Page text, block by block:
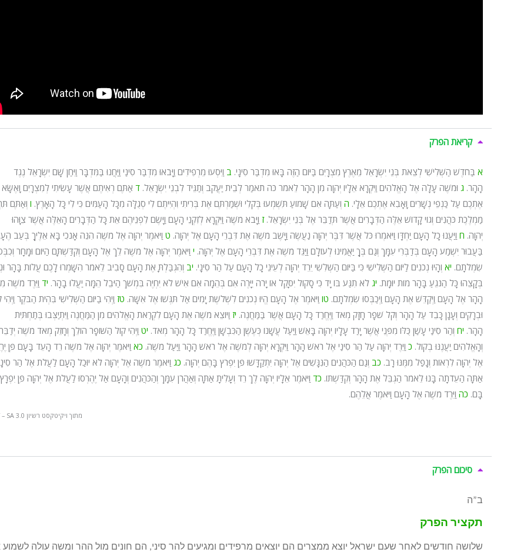
קריאת הפרק
א בַּחֹדֶשׁ הַשְּׁלִישִׁי לְצֵאת בְּנֵי יִשְׂרָאֵל מֵאֶרֶץ מִצְרָיִם בַּיּוֹם הַזֶּה בָּאוּ מִדְבַּר סִינָי. ב וַיִּסְעוּ מֵרְפִידִים וַיָּבֹאוּ מִדְבַּר סִינַי וַיַּחֲנוּ בַּמִּדְבָּר וַיִּחַן שָׁם יִשְׂרָאֵל נֶגֶד
הָהָר. ג וּמֹשֶׁה עָלָה אֶל הָאֱלֹהִים וַיִּקְרָא אֵלָיו יְהוָה מִן הָהָר לֵאמֹר כֹּה תֹאמַר לְבֵית יַעֲקֹב וְתַגֵּיד לִבְנֵי יִשְׂרָאֵל. ד אַתֶּם רְאִיתֶם אֲשֶׁר עָשִׂיתִי לְמִצְרָיִם וָאֶשָּׂא
אֶתְכֶם עַל כַּנְפֵי נְשָׁרִים וָאָבִא אֶתְכֶם אֵלָי. ה וְעַתָּה אִם שָׁמוֹעַ תִּשְׁמְעוּ בְּקֹלִי וּשְׁמַרְתֶּם אֶת בְּרִיתִי וִהְיִיתֶם לִי סְגֻלָּה מִכָּל הָעַמִּים כִּי לִי כָּל הָאָרֶץ. ו וְאַתֶּם
מַמְלֶכֶת כֹּהֲנִים וְגוֹי קָדוֹשׁ אֵלֶּה הַדְּבָרִים אֲשֶׁר תְּדַבֵּר אֶל בְּנֵי יִשְׂרָאֵל.ז וַיָּבֹא מֹשֶׁה וַיִּקְרָא לְזִקְנֵי הָעָם וַיָּשֶׂם לִפְנֵיהֶם אֵת כָּל הַדְּבָרִים הָאֵלֶּה אֲשֶׁר צִוָּהוּ
יְהוָה. ח וַיַּעֲנוּ כָל הָעָם יַחְדָּו וַיֹּאמְרוּ כֹּל אֲשֶׁר דִּבֶּר יְהוָה נַעֲשֶׂה וַיָּשֶׁב מֹשֶׁה אֶת דִּבְרֵי הָעָם אֶל יְהוָה. ט וַיֹּאמֶר יְהוָה אֶל מֹשֶׁה הִנֵּה אָנֹכִי בָּא אֵלֶיךָ בְּעַב
בַּעֲבוּר יִשְׁמַע הָעָם בְּדַבְּרִי עִמָּךְ וְגַם בְּךָ יַאֲמִינוּ לְעוֹלָם וַיַּגֵּד מֹשֶׁה אֶת דִּבְרֵי הָעָם אֶל יְהוָה. י וַיֹּאמֶר יְהוָה אֶל מֹשֶׁה לֵךְ אֶל הָעָם וְקִדַּשְׁתָּם הַיּוֹם וּמָחָר
שִׂמְלֹתָם. יא וְהָיוּ נְכֹנִים לַיּוֹם הַשְּׁלִישִׁי כִּי בַּיּוֹם הַשְּׁלִשִׁי יֵרֵד יְהוָה לְעֵינֵי כָל הָעָם עַל הַר סִינָי. יב וְהִגְבַּלְתָּ אֶת הָעָם סָבִיב לֵאמֹר הִשָּׁמְרוּ לָכֶם עֲלוֹת בָּהָר
בְּקָצֵהוּ כָּל הַנֹּגֵעַ בָּהָר מוֹת יוּמָת. יג לֹא תִגַּע בּוֹ יָד כִּי סָקוֹל יִסָּקֵל אוֹ יָרֹה יִיָּרֶה אִם בְּהֵמָה אִם אִישׁ לֹא יִחְיֶה בִּמְשֹׁךְ הַיֹּבֵל הֵמָּה יַעֲלוּ בָהָר. יד וַיֵּרֶד מֹשֶׁה
הָהָר אֶל הָעָם וַיְקַדֵּשׁ אֶת הָעָם וַיְכַבְּסוּ שִׂמְלֹתָם. טו וַיֹּאמֶר אֶל הָעָם הֱיוּ נְכֹנִים לִשְׁלֹשֶׁת יָמִים אַל תִּגְּשׁוּ אֶל אִשָּׁה. טז וַיְהִי בַיּוֹם הַשְּׁלִישִׁי בִּהְיֹת הַבֹּקֶר
וּבְרָקִים וְעָנָן כָּבֵד עַל הָהָר וְקֹל שֹׁפָר חָזָק מְאֹד וַיֶּחֱרַד כָּל הָעָם אֲשֶׁר בַּמַּחֲנֶה. יז וַיּוֹצֵא מֹשֶׁה אֶת הָעָם לִקְרַאת הָאֱלֹהִים מִן הַמַּחֲנֶה וַיִּתְיַצְּבוּ בְּתַחְתִּית
הָהָר. יח וְהַר סִינַי עָשַׁן כֻּלּוֹ מִפְּנֵי אֲשֶׁר יָרַד עָלָיו יְהוָה בָּאֵשׁ וַיַּעַל עֲשָׁנוֹ כְּעֶשֶׁן הַכִּבְשָׁן וַיֶּחֱרַד כָּל הָהָר מְאֹד. יט וַיְהִי קוֹל הַשּׁוֹפָר הוֹלֵךְ וְחָזֵק מְאֹד מֹשֶׁה יְדַבֵּר
וְהָאֱלֹהִים יַעֲנֶנּוּ בְקוֹל. כ וַיֵּרֶד יְהוָה עַל הַר סִינַי אֶל רֹאשׁ הָהָר וַיִּקְרָא יְהוָה לְמֹשֶׁה אֶל רֹאשׁ הָהָר וַיַּעַל מֹשֶׁה. כא וַיֹּאמֶר יְהוָה אֶל מֹשֶׁה רֵד הָעֵד בָּעָם פֶּן
אֶל יְהוָה לִרְאוֹת וְנָפַל מִמֶּנּוּ רָב. כב וְגַם הַכֹּהֲנִים הַנִּגָּשִׁים אֶל יְהוָה יִתְקַדָּשׁוּ פֶּן יִפְרֹץ בָּהֶם יְהוָה. כג וַיֹּאמֶר מֹשֶׁה אֶל יְהוָה לֹא יוּכַל הָעָם לַעֲלֹת אֶל הַר
אַתָּה הַעֵדֹתָה בָּנוּ לֵאמֹר הַגְבֵּל אֶת הָהָר וְקִדַּשְׁתּוֹ. כד וַיֹּאמֶר אֵלָיו יְהוָה לֶךְ רֵד וְעָלִיתָ אַתָּה וְאַהֲרֹן עִמָּךְ וְהַכֹּהֲנִים וְהָעָם אַל יֶהֶרְסוּ לַעֲלֹת אֶל יְהוָה פֶּן יִפְרָץ
בָּם. כה וַיֵּרֶד מֹשֶׁה אֶל הָעָם וַיֹּאמֶר אֲלֵהֶם.
מתוך ויקיטקסט רשיון CC BY – SA 3.0
סיכום הפרק
ב”ה
תקציר הפרק
שלושה חודשים לאחר שעם ישראל יוצא ממצרים הם יוצאים מרפידים ומגיעים להר סיני, הם חונים מול ההר ומשה עולה